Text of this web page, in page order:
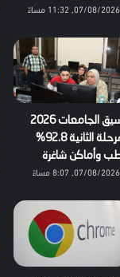
07/08/2026, 11:32 مساءً
تنسيق الجامعات 2026
المرحلة الثانية 92.8%
وأماكن شاغرة
07/08/2026, 8:07 مساءً